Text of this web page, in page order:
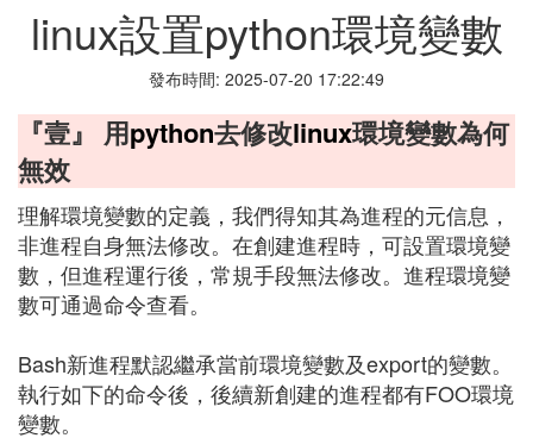
linux設置python環境變數
發布時間: 2025-07-20 17:22:49
『壹』 用python去修改linux環境變數為何
無效
理解環境變數的定義，我們得知其為進程的元信息，
非進程自身無法修改。在創建進程時，可設置環境變
數，但進程運行後，常規手段無法修改。進程環境變
數可通過命令查看。
Bash新進程默認繼承當前環境變數及export的變數。
執行如下的命令後，後續新創建的進程都有FOO環境
變數。